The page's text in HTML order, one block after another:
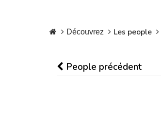
Découvrez Les people
People précédent